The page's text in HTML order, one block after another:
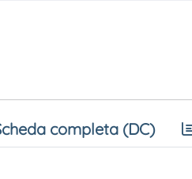
completa (DC)